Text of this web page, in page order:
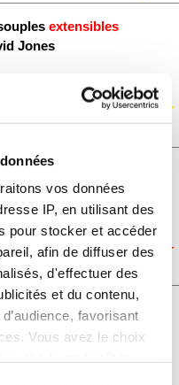
vos données
IP, en utilisant des
pour stocker et accéder
afin de diffuser des
d'effectuer des
et du contenu,
favorisant
Vous avez le choix
extensibles
Jones
enfant Cactus
enfant Cactus